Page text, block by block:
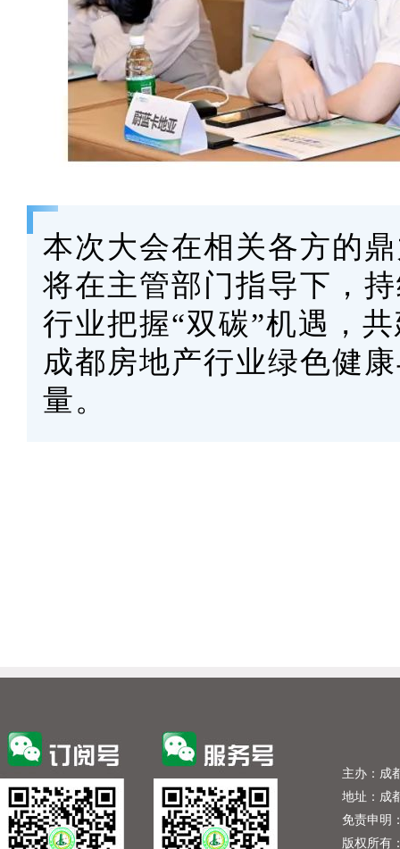
本次大会在相关各方的
将在主管部门指导下，
行业把握“双碳”机遇，
成都房地产行业绿色健
量。
主办：成
地址：成
免责申明
版权所有